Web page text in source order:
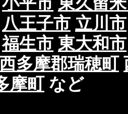
八王子市 立川市
福生市 東大和市
多摩郡瑞穂町
摩町など